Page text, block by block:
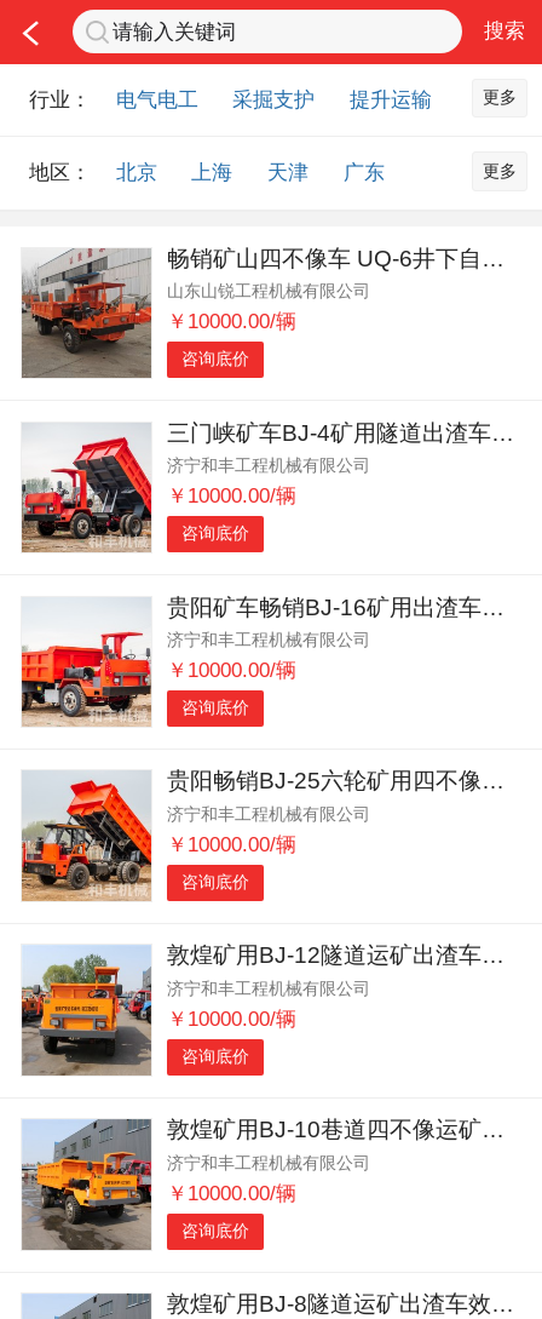
行业： 电气电工 采掘支护
提升运输
排水设备
钻探设备
非金属品
化工化学
安防设备
矿用物资
应急救援
智能制造
农业机械
交通机械
更多
地区： 北京 上海 天津
广东
山东
内蒙古 黑龙江
吉林
辽宁
江苏 浙江
湖北
湖南
安徽
江西
陕西
云南
西藏 甘肃
青海
宁夏
海南 新疆
台湾
香港
澳门 国外地区
更多
畅销矿山四不像车 UQ-6井下自卸车厂家直销
山东山锐工程机械有限公司
￥10000.00/辆
咨询底价
三门峡矿车BJ-4矿用隧道出渣车马力强劲
济宁和丰工程机械有限公司
￥10000.00/辆
咨询底价
贵阳矿车畅销BJ-16矿用出渣车马力强劲
济宁和丰工程机械有限公司
￥10000.00/辆
咨询底价
贵阳畅销BJ-25六轮矿用四不像出渣车运输能力强
济宁和丰工程机械有限公司
￥10000.00/辆
咨询底价
敦煌矿用BJ-12隧道运矿出渣车适应性强
济宁和丰工程机械有限公司
￥10000.00/辆
咨询底价
敦煌矿用BJ-10巷道四不像运矿出渣车大马力
济宁和丰工程机械有限公司
￥10000.00/辆
咨询底价
敦煌矿用BJ-8隧道运矿出渣车效率高